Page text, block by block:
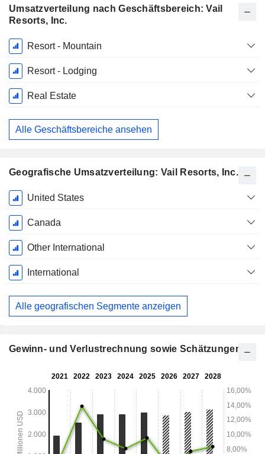
Umsatzverteilung nach Geschäftsbereich: Vail
Resorts, Inc.
Ende d.
Geschäftsjahres:
Juli
Resort - Mountain
Resort - Lodging
Real Estate
Alle Geschäftsbereiche ansehen
Geografische Umsatzverteilung: Vail Resorts, Inc.
Ende d.
Geschäftsjahres:
Juli
United States
Canada
Other International
International
Alle geografischen Segmente anzeigen
Gewinn- und Verlustrechnung sowie Schätzungen